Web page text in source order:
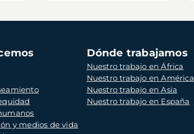
y medios de vida
Dónde trabajamos
Nuestro trabajo en África
Nuestro trabajo en América
Nuestro trabajo en Asia
Nuestro trabajo en España